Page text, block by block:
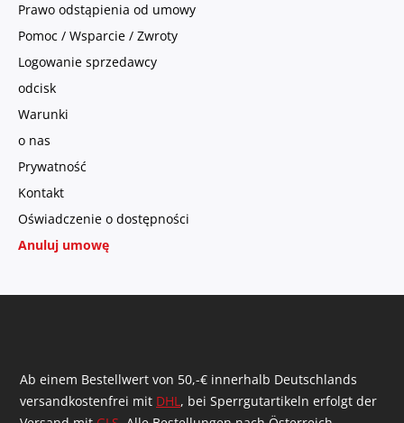
Prawo odstąpienia od umowy
Pomoc / Wsparcie / Zwroty
Logowanie sprzedawcy
odcisk
Warunki
o nas
Prywatność
Kontakt
Oświadczenie o dostępności
Anuluj umowę
Ab einem Bestellwert von 50,-€ innerhalb Deutschlands
versandkostenfrei mit DHL, bei Sperrgutartikeln erfolgt der